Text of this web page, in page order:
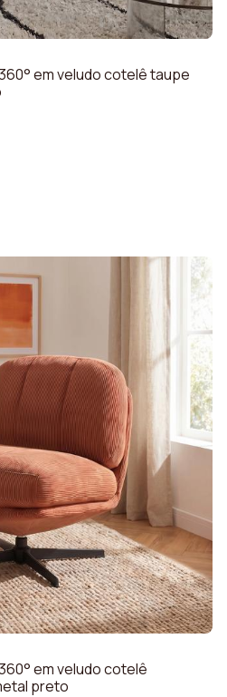
em veludo cotelê taupe
em veludo cotelê
preto